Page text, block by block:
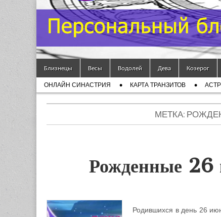
Гороскоп
Мой
Знак
Зодиака
— MZZ
Main menu
Близнецы Весы Водолей Дева Козерог
Sub menu
ОНЛАЙН СИНАСТРИЯ КАРТА ТРАНЗИТОВ
МЕТКА:
Рожденные 26
Родившихся в день 26